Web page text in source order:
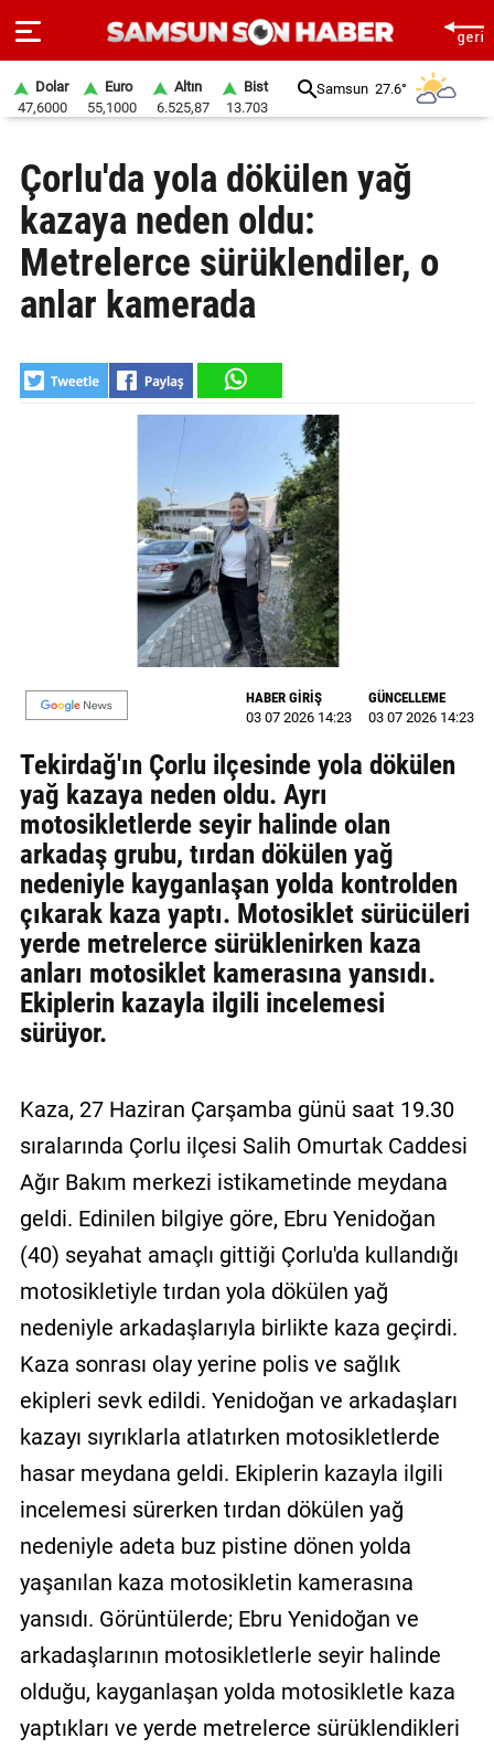
SAYFA
SAMSUN
HABER
SAMSUNSPOR
SİYASET
BİZE
Künye
İletişim
Gizlilik
Politikası
Dolar
47,6000
Euro
55,1000
Altın
6.525,87
Bist
13.703
Samsun 27.6°
Çorlu'da yola dökülen yağ
kazaya neden oldu:
Metrelerce sürüklendiler, o
anlar kamerada
HABER GİRİŞ
03 07 2026 14:23
GÜNCELLEME
03 07 2026 14:23
Tekirdağ'ın Çorlu ilçesinde yola dökülen
yağ kazaya neden oldu. Ayrı
motosikletlerde seyir halinde olan
arkadaş grubu, tırdan dökülen yağ
nedeniyle kayganlaşan yolda kontrolden
çıkarak kaza yaptı. Motosiklet sürücüleri
yerde metrelerce sürüklenirken kaza
anları motosiklet kamerasına yansıdı.
Ekiplerin kazayla ilgili incelemesi
sürüyor.
Kaza, 27 Haziran Çarşamba günü saat 19.30
sıralarında Çorlu ilçesi Salih Omurtak Caddesi
Ağır Bakım merkezi istikametinde meydana
geldi. Edinilen bilgiye göre, Ebru Yenidoğan
(40) seyahat amaçlı gittiği Çorlu'da kullandığı
motosikletiyle tırdan yola dökülen yağ
nedeniyle arkadaşlarıyla birlikte kaza geçirdi.
Kaza sonrası olay yerine polis ve sağlık
ekipleri sevk edildi. Yenidoğan ve arkadaşları
kazayı sıyrıklarla atlatırken motosikletlerde
hasar meydana geldi. Ekiplerin kazayla ilgili
incelemesi sürerken tırdan dökülen yağ
nedeniyle adeta buz pistine dönen yolda
yaşanılan kaza motosikletin kamerasına
yansıdı. Görüntülerde; Ebru Yenidoğan ve
arkadaşlarının motosikletlerle seyir halinde
olduğu, kayganlaşan yolda motosikletle kaza
yaptıkları ve yerde metrelerce sürüklendikleri